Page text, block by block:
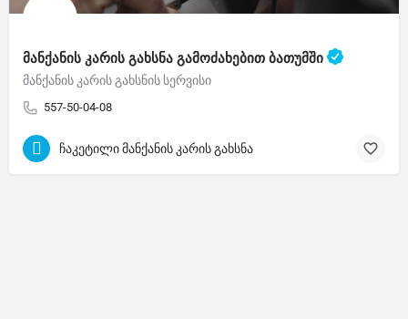
მანქანის კარის გახსნა გამოძახებით ბათუმში
მანქანის კარის გახსნის სერვისი
557-50-04-08
ჩაკეტილი მანქანის კარის გახსნა